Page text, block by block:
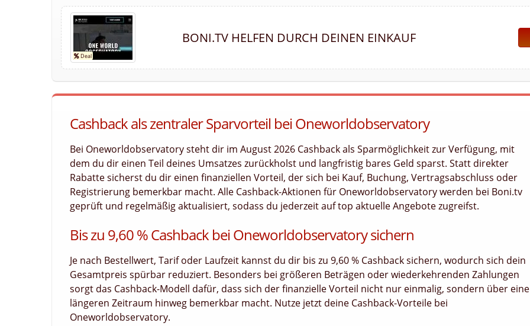
BONI.TV HELFEN DURCH DEINEN EINKAUF
Cashback als zentraler Sparvorteil bei Oneworldobservatory
Bei Oneworldobservatory steht dir im August 2026 Cashback als Sparmöglichkeit zur Verfügung, mit
dem du dir einen Teil deines Umsatzes zurückholst und langfristig bares Geld sparst. Statt direkter
Rabatte sicherst du dir einen finanziellen Vorteil, der sich bei Kauf, Buchung, Vertragsabschluss oder
Registrierung bemerkbar macht. Alle Cashback-Aktionen für Oneworldobservatory werden bei Boni.tv
geprüft und regelmäßig aktualisiert, sodass du jederzeit auf top aktuelle Angebote zugreifst.
Bis zu 9,60 % Cashback bei Oneworldobservatory sichern
Je nach Bestellwert, Tarif oder Laufzeit kannst du dir bis zu 9,60 % Cashback sichern, wodurch sich dein
Gesamtpreis spürbar reduziert. Besonders bei größeren Beträgen oder wiederkehrenden Zahlungen
sorgt das Cashback-Modell dafür, dass sich der finanzielle Vorteil nicht nur einmalig, sondern über
längeren Zeitraum hinweg bemerkbar macht. Nutze jetzt deine Cashback-Vorteile bei
Oneworldobservatory.